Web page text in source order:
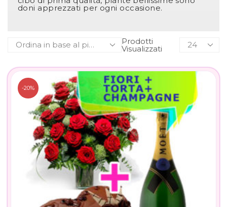
doni apprezzati per ogni occasione.
Prodotti
Visualizzati
-20%